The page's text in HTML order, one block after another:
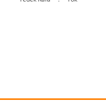
Ürün açıklamasında